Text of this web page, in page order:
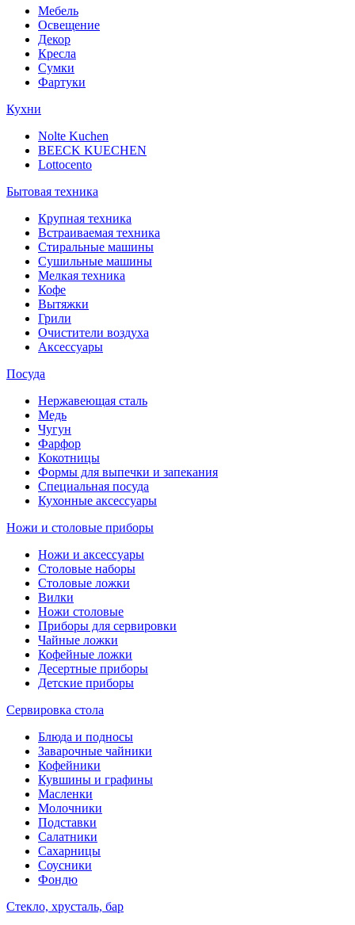
Мебель
Освещение
Декор
Кресла
Сумки
Фартуки
Кухни
Nolte Kuchen
BEECK KUECHEN
Lottocento
Бытовая техника
Крупная техника
Встраиваемая техника
Стиральные машины
Сушильные машины
Мелкая техника
Кофе
Вытяжки
Грили
Очистители воздуха
Аксессуары
Посуда
Нержавеющая сталь
Медь
Чугун
Фарфор
Кокотницы
Формы для выпечки и запекания
Специальная посуда
Кухонные аксессуары
Ножи и столовые приборы
Ножи и аксессуары
Столовые наборы
Столовые ложки
Вилки
Ножи столовые
Приборы для сервировки
Чайные ложки
Кофейные ложки
Десертные приборы
Детские приборы
Сервировка стола
Блюда и подносы
Заварочные чайники
Кофейники
Кувшины и графины
Масленки
Молочники
Подставки
Салатники
Сахарницы
Соусники
Фондю
Стекло, хрусталь, бар